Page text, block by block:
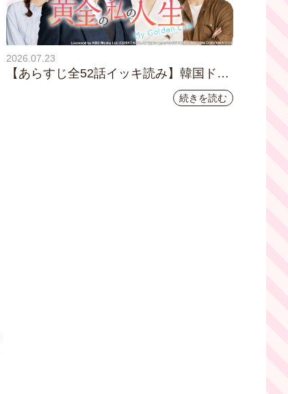
2026.07.23
【あらすじ全52話イッキ読み】韓国ドラ
マ『黄金の私の人生』｜テレビ大阪 月曜
続きを読む